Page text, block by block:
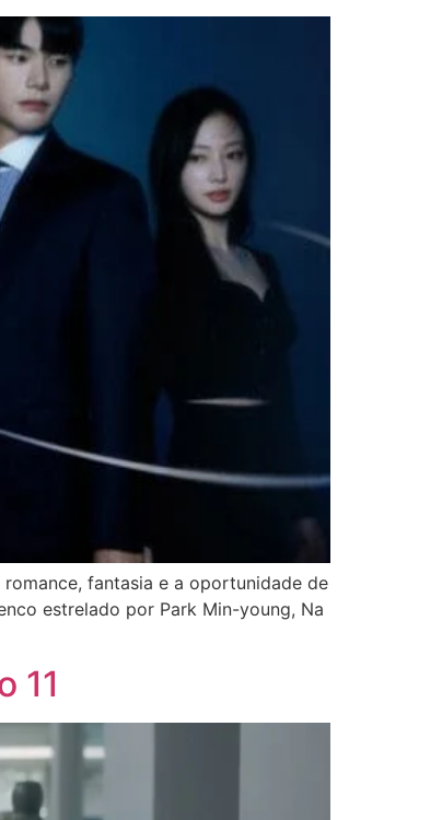
fantasia e a oportunidade de
estrelado por Park Min-young, Na
11